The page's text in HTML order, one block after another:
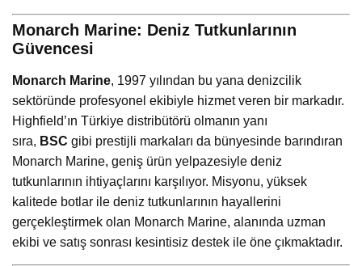
Monarch Marine: Deniz Tutkunlarının
Güvencesi
Monarch Marine, 1997 yılından bu yana denizcilik
sektöründe profesyonel ekibiyle hizmet veren bir markadır.
Highfield’ın Türkiye distribütörü olmanın yanı
sıra, BSC gibi prestijli markaları da bünyesinde barındıran
Monarch Marine, geniş ürün yelpazesiyle deniz
tutkunlarının ihtiyaçlarını karşılıyor. Misyonu, yüksek
kalitede botlar ile deniz tutkunlarının hayallerini
gerçekleştirmek olan Monarch Marine, alanında uzman
ekibi ve satış sonrası kesintisiz destek ile öne çıkmaktadır.